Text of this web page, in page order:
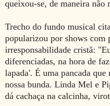
queixou-se, de maneira
Trecho do fundo musical
popularizou por shows com
irresponsabilidade cristã:
diferenciadas, na hora de
lapada'. É uma pancada
nossa bunda. Linda Mel e
dá cachaça na calcinha,